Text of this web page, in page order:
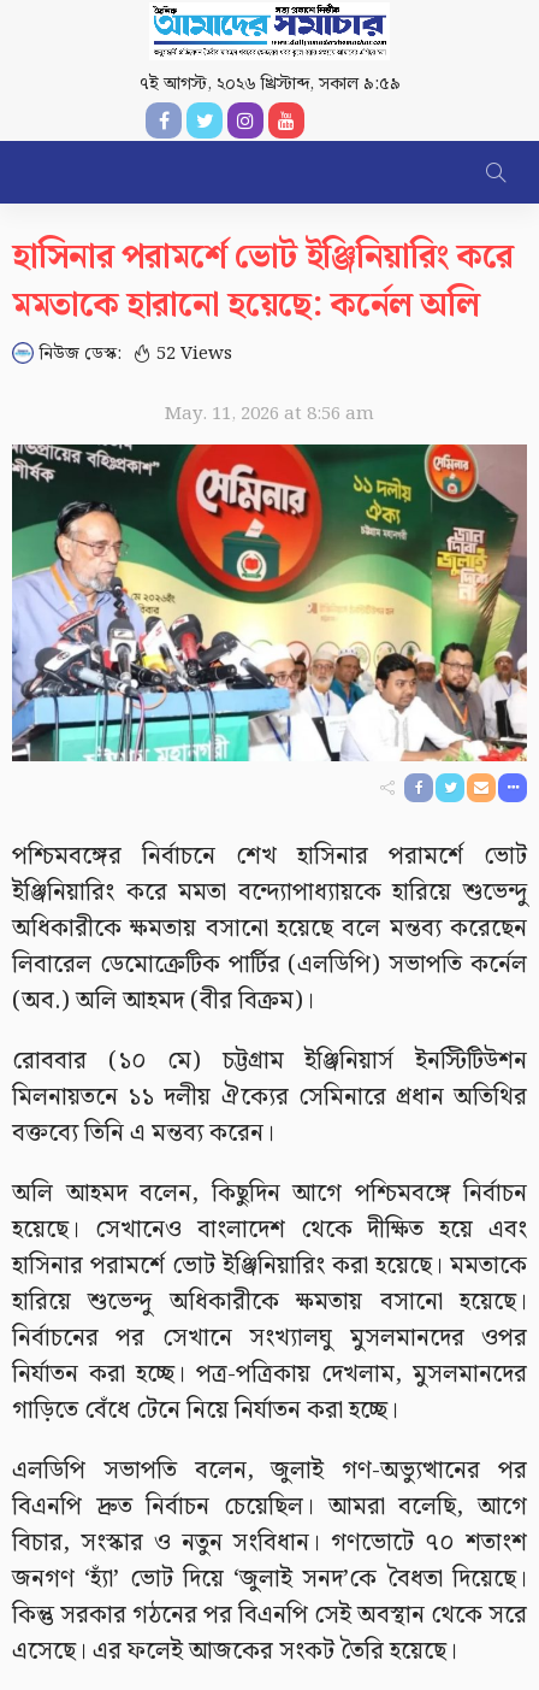
৭ই আগস্ট, ২০২৬ খ্রিস্টাব্দ,সকাল ৯:৫৯
হাসিনার পরামর্শে ভোট ইঞ্জিনিয়ারিং করে
মমতাকে হারানো হয়েছে: কর্নেল অলি
নিউজ ডেস্ক: 52 Views
May. 11, 2026 at 8:56 am
পশ্চিমবঙ্গের নির্বাচনে শেখ হাসিনার পরামর্শে ভোট
ইঞ্জিনিয়ারিং করে মমতা বন্দ্যোপাধ্যায়কে হারিয়ে শুভেন্দু
অধিকারীকে ক্ষমতায় বসানো হয়েছে বলে মন্তব্য করেছেন
লিবারেল ডেমোক্রেটিক পার্টির (এলডিপি) সভাপতি কর্নেল
(অব.) অলি আহমদ (বীর বিক্রম)।
রোববার (১০ মে) চট্টগ্রাম ইঞ্জিনিয়ার্স ইনস্টিটিউশন
মিলনায়তনে ১১ দলীয় ঐক্যের সেমিনারে প্রধান অতিথির
বক্তব্যে তিনি এ মন্তব্য করেন।
অলি আহমদ বলেন, কিছুদিন আগে পশ্চিমবঙ্গে নির্বাচন
হয়েছে। সেখানেও বাংলাদেশ থেকে দীক্ষিত হয়ে এবং
হাসিনার পরামর্শে ভোট ইঞ্জিনিয়ারিং করা হয়েছে। মমতাকে
হারিয়ে শুভেন্দু অধিকারীকে ক্ষমতায় বসানো হয়েছে।
নির্বাচনের পর সেখানে সংখ্যালঘু মুসলমানদের ওপর
নির্যাতন করা হচ্ছে। পত্র-পত্রিকায় দেখলাম, মুসলমানদের
গাড়িতে বেঁধে টেনে নিয়ে নির্যাতন করা হচ্ছে।
এলডিপি সভাপতি বলেন, জুলাই গণ-অভ্যুত্থানের পর
বিএনপি দ্রুত নির্বাচন চেয়েছিল। আমরা বলেছি, আগে
বিচার, সংস্কার ও নতুন সংবিধান। গণভোটে ৭০ শতাংশ
জনগণ ‘হ্যাঁ’ ভোট দিয়ে ‘জুলাই সনদ’কে বৈধতা দিয়েছে।
কিন্তু সরকার গঠনের পর বিএনপি সেই অবস্থান থেকে সরে
এসেছে। এর ফলেই আজকের সংকট তৈরি হয়েছে।